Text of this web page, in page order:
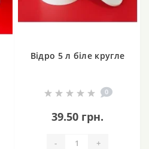
Відро 5 л біле кругле
0
39.50 грн.
- +